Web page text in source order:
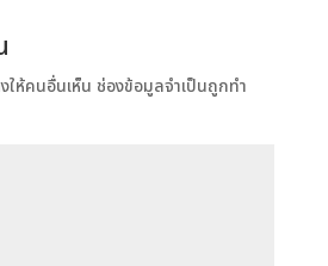
ให้คนอื่นเห็น ช่องข้อมูลจำเป็นถูกทำ